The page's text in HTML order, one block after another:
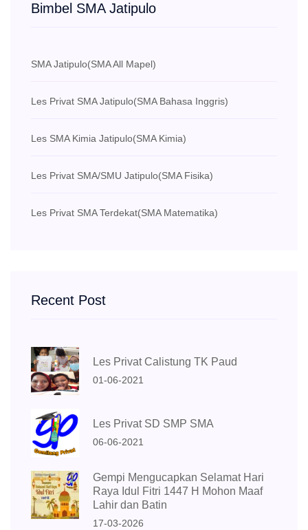
Bimbel SMA Jatipulo
SMA Jatipulo(SMA All Mapel)
Les Privat SMA Jatipulo(SMA Bahasa Inggris)
Les SMA Kimia Jatipulo(SMA Kimia)
Les Privat SMA/SMU Jatipulo(SMA Fisika)
Les Privat SMA Terdekat(SMA Matematika)
Recent Post
Les Privat Calistung TK Paud
01-06-2021
Les Privat SD SMP SMA
06-06-2021
Gempi Mengucapkan Selamat Hari
Raya Idul Fitri 1447 H Mohon Maaf
Lahir dan Batin
17-03-2026